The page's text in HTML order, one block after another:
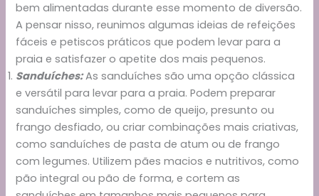
bem alimentadas durante esse momento de diversão.
A pensar nisso, reunimos algumas ideias de refeições
fáceis e petiscos práticos que podem levar para a
praia e satisfazer o apetite dos mais pequenos.
Sanduíches:As sanduíches são uma opção clássica
e versátil para levar para a praia. Podem preparar
sanduíches simples, como de queijo, presunto ou
frango desfiado, ou criar combinações mais criativas,
como sanduíches de pasta de atum ou de frango
com legumes. Utilizem pães macios e nutritivos, como
pão integral ou pão de forma, e cortem as